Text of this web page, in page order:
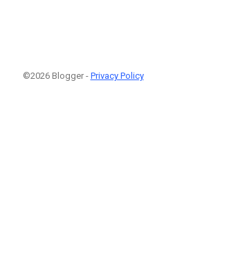
©2026 Blogger - Privacy Policy